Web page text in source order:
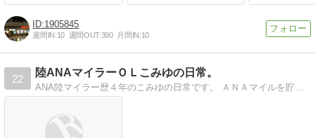
1905845
週間IN:10 週間OUT:390 月間IN:10
22
陸ANAマイラーＯＬこみゆの日常。
ANA陸マイラー歴４年のこみゆの日常です。 ＡＮＡマイルを貯めてる方、これから貯めようと思ってるかた、またちょっとしたお小遣いを貯めたい方・・。